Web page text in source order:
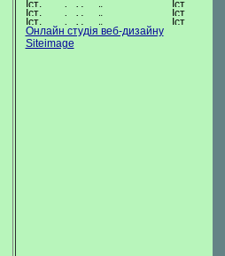
Онлайн студія веб-дизайну
Siteimage